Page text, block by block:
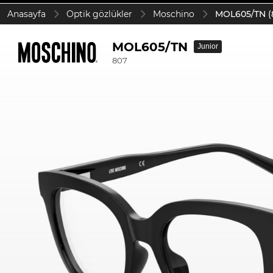
Anasayfa Optik gözlükler Moschino MOL605/TN
MOL605/TN
807
Junior